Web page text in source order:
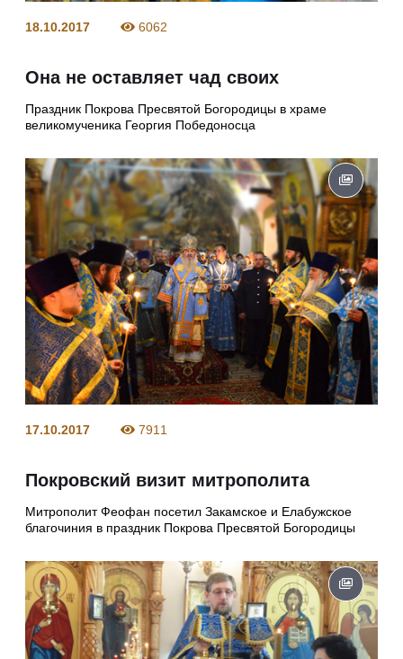
18.10.2017 6062
Она не оставляет чад своих
Праздник Покрова Пресвятой Богородицы в храме
великомученика Георгия Победоносца
17.10.2017 7911
Покровский визит митрополита
Митрополит Феофан посетил Закамское и Елабужское
благочиния в праздник Покрова Пресвятой Богородицы